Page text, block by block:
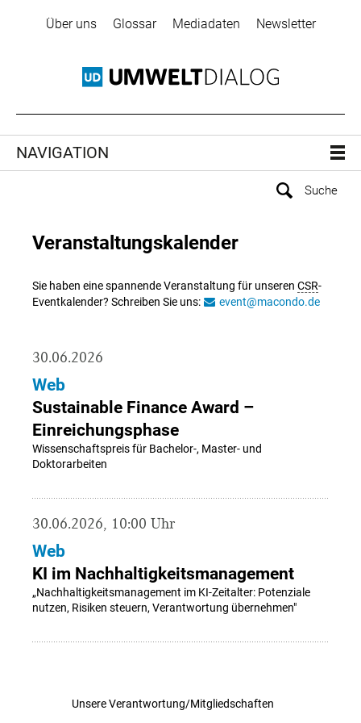
Über uns Glossar Mediadaten Newsletter
NAVIGATION
Veranstaltungskalender
Sie haben eine spannende Veranstaltung für unseren CSR-
Eventkalender? Schreiben Sie uns:
event@macondo.de
30.06.2026
Web
Sustainable Finance Award –
Einreichungsphase
Wissenschaftspreis für Bachelor-, Master- und
Doktorarbeiten
30.06.2026, 10:00 Uhr
Web
KI im Nachhaltigkeitsmanagement
„Nachhaltigkeitsmanagement im KI-Zeitalter: Potenziale
nutzen, Risiken steuern, Verantwortung übernehmen"
Unsere Verantwortung/Mitgliedschaften